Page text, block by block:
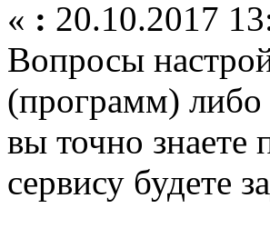
« : 20.10.2017
Вопросы
(программ) либо
вы точно
сервису будете